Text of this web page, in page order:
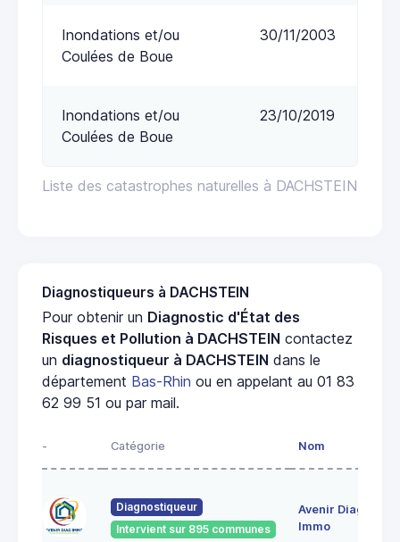
Liste des catastrophes naturelles à DACHSTEIN
Inondations et/ou
Coulées de Boue
30/11/2003
Inondations et/ou
Coulées de Boue
23/10/2019
Diagnostiqueurs à DACHSTEIN
Pour obtenir un Diagnostic d'État des
Risques et Pollution à DACHSTEIN contactez
un diagnostiqueur à DACHSTEIN dans le
département Bas-Rhin ou en appelant au 01 83
62 99 51 ou par mail.
- Catégorie Nom
Diagnostiqueur
Intervient sur 895 communes
Avenir Diag
Immo